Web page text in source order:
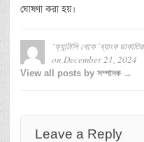
ঘোষণা করা হয়।
‘ফ্যান্টাসি থেকে ’ব্যাংক
on December 21, 2024
View all posts by সম্পাদক →
Leave a Reply